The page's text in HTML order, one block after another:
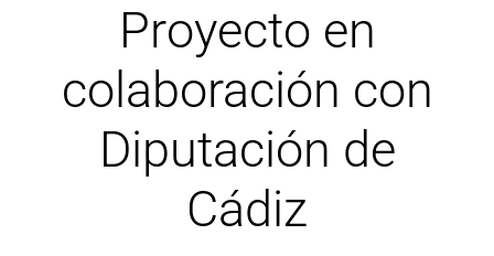
Proyecto en
colaboración con
Diputación de
Cádiz